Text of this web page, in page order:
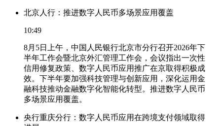
北京人行：推进数字人民币多场景应用覆盖
10:49
8月5日上午，中国人民银行北京市分行召开2026年下
半年工作会暨北京外汇管理工作会，会议指出一次性
信用修复政策、数字人民币应用推广在京取得积极成
效。下半年要加强科技管理与创新应用，深化运用金
融科技推动金融数字化智能化转型。推进数字人民币
多场景应用覆盖。
央行重庆分行：数字人民币应用在跨境支付领域取得